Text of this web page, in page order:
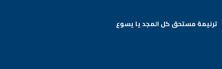
ترنيمة مستحق كل المجد يا يسوع